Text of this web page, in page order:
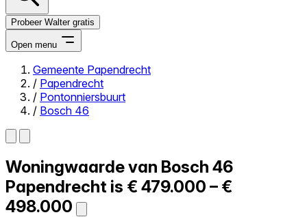
Probeer Walter gratis
Open menu
Close menu
Zelf kopen
Alles-in-één
Reviews
Prijzen
Gemeente Papendrecht
/ Papendrecht
/ Pontonniersbuurt
/ Bosch 46
Woningwaarde van Bosch 46
Papendrecht is € 479.000 – €
498.000